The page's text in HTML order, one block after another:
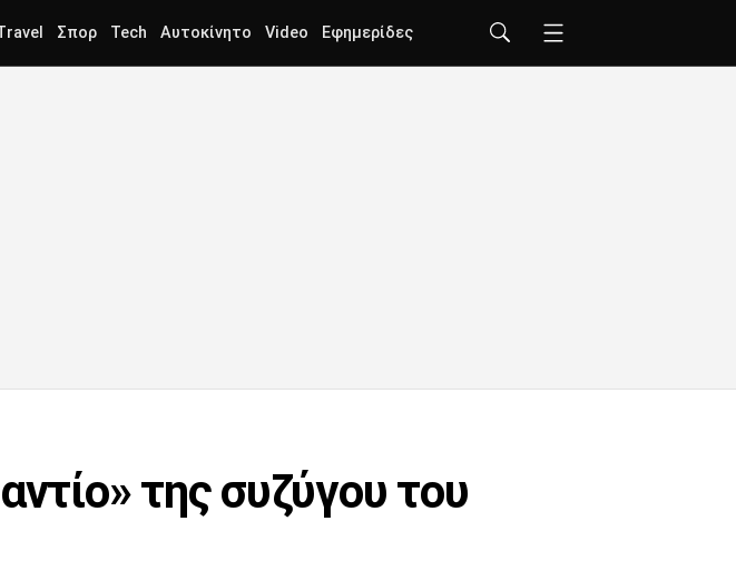
Σπορ Tech Αυτοκίνητο Video Εφημερίδες
της συζύγου του